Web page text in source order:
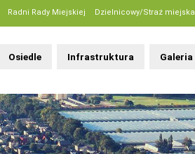
Radni Rady Miejskiej Dzielnicowy/Straż miejska
Osiedle Infrastruktura Galeria